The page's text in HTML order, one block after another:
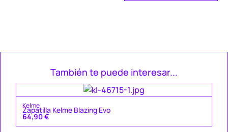
También te puede interesar...
Kelme
Zapatilla Kelme Blazing Evo
64,90€